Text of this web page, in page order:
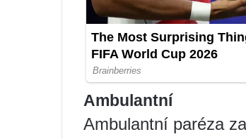
Ambulantní
Ambulantní paréza